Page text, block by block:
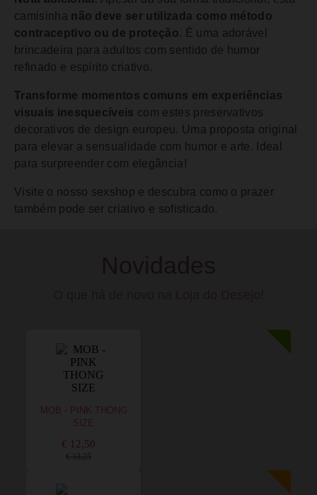
camisinha não deve ser utilizada como método
contraceptivo ou de proteção. É uma adorável
brincadeira para adultos com sentido de humor
refinado e espírito criativo.
Transforme momentos comuns em experiências
visuais inesquecíveis com estes preservativos
decorativos de design europeu. Uma proposta original
para elevar a sensualidade com humor e arte. Ideal
para surpreender com elegância!
Visite o nosso sexshop e descubra como o prazer
também pode ser criativo e sofisticado.
MOB - PINK THONG
SIZE
€ 12,50
€ 13,25